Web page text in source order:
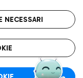
il servizio di taxi a